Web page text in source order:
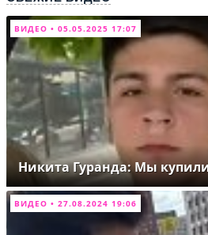
ВИДЕО • 05.05.2025 17:07
Никита Гуранда: Мы
ВИДЕО • 27.08.2024 19:06